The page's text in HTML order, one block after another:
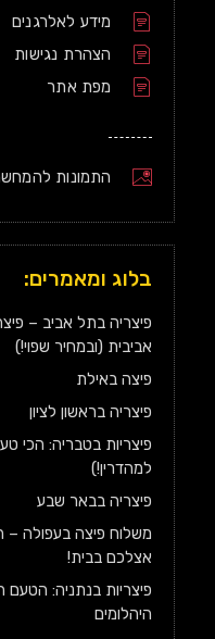
מידע לאלרגנים
הצהרת נגישות
מפת אתר
התמונות
בלוג ומאמרים:
פיצריה בתל אביב –
אביבית (ובמחיר שפוי!)
פיצה באילת
פיצריה בראשון לציון
פיצריות בטבריה: הכי
למהדרין!)
פיצריה בבאר שבע
משלוח פיצה בעפולה
אצלכם בבית!
פיצריות בנתניה:
היהלומים